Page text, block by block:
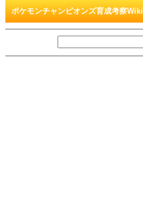
ポケモンチャンピオンズ育成考察Wiki